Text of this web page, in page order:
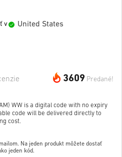
v United States
3609 Predané!
WW is a digital code with no expiry
code will be delivered directly to
cost.
Na jeden produkt môžete dostať
jeden kód.